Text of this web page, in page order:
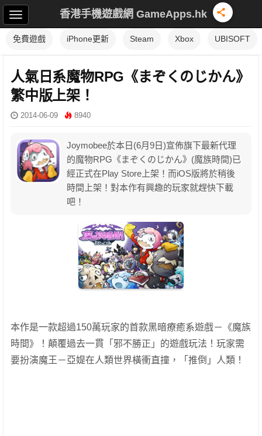
香港手機遊戲網 GameApps.hk
免費遊戲 iPhone更新 Steam Xbox UBISOFT
人氣日系魔物RPG《まぞくのじかん》
繁中版上架！
2014-06-09 8940
Joymobee於本日(6月9日)宣佈旗下最新代理
的魔物RPG《まぞくのじかん》(魔族時間)已
經正式在Play Store上架！而iOS版將於稍後
時間上架！對本作有興趣的玩家就趕快下載
吧！
本作是一款超過150萬玩家的首款黑暗療癒系遊戲－《魔族
時間》！顛覆過去一貫「邪不勝正」的遊戲玩法！玩家需
要扮演魔王－亞媞在人類世界橫衝直撞，「推倒」人類！